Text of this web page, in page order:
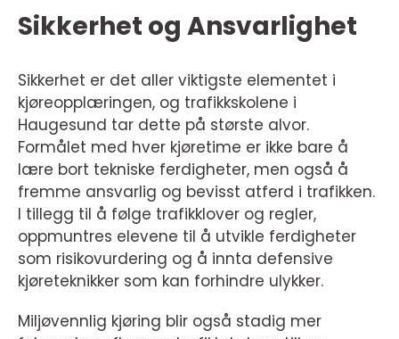
Sikkerhet og Ansvarlighet
Sikkerhet er det aller viktigste elementet i
kjøreopplæringen, og trafikkskolene i
Haugesund tar dette på største alvor.
Formålet med hver kjøretime er ikke bare å
lære bort tekniske ferdigheter, men også å
fremme ansvarlig og bevisst atferd i trafikken.
I tillegg til å følge trafikklover og regler,
oppmuntres elevene til å utvikle ferdigheter
som risikovurdering og å innta defensive
kjøreteknikker som kan forhindre ulykker.
Miljøvennlig kjøring blir også stadig mer